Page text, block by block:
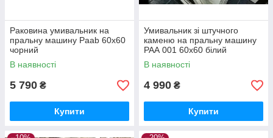
Раковина умивальник на
пральну машину Paab 60x60
чорний
В наявності
5 790 ₴
Купити
Умивальник зі штучного
каменю на пральну машину
РАА 001 60x60 білий
В наявності
4 990 ₴
Купити